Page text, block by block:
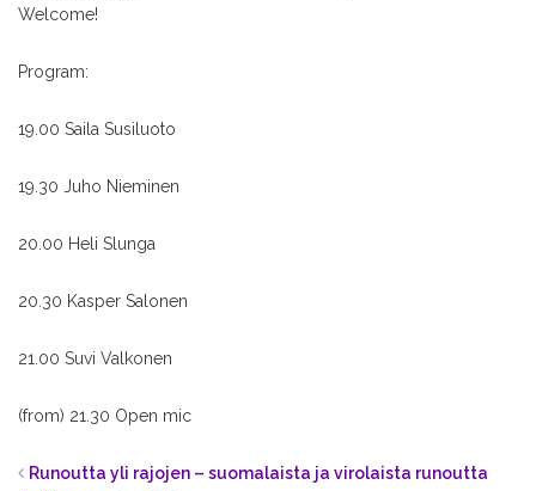
Welcome!
Program:
19.00 Saila Susiluoto
19.30 Juho Nieminen
20.00 Heli Slunga
20.30 Kasper Salonen
21.00 Suvi Valkonen
(from) 21.30 Open mic
Runoutta yli rajojen – suomalaista ja virolaista runoutta